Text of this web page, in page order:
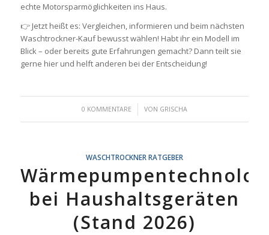
echte Motorsparmöglichkeiten ins Haus.
👉 Jetzt heißt es: Vergleichen, informieren und beim nächsten
Waschtrockner-Kauf bewusst wählen! Habt ihr ein Modell im
Blick – oder bereits gute Erfahrungen gemacht? Dann teilt sie
gerne hier und helft anderen bei der Entscheidung!
0 KOMMENTARE
/ VON GRISCHA
WASCHTROCKNER RATGEBER
bei Haushaltsgeräten
(Stand 2026)